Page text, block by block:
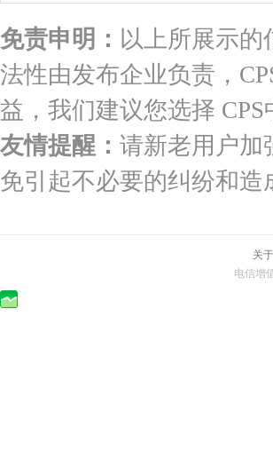
免责申明： 以上所展示的
法性由发布企业负责，
益，我们建议您选择
友情提醒： 请新老用户加
免引起不必要的纠纷和造
关
电信增